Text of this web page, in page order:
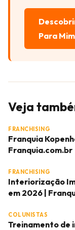
Para
Veja
FRANCHISING
Franquia
Franquia.com.br
FRANCHISING
Interiorização
em 2026 |
COLUNISTAS
Treinamento de